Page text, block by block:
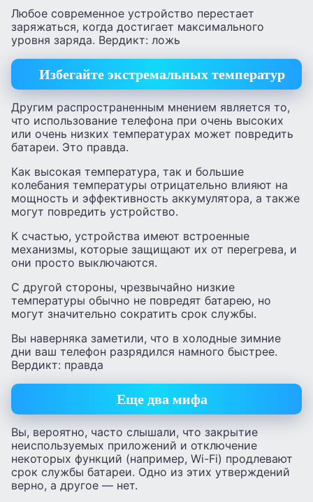
Любое современное устройство перестает
заряжаться, когда достигает максимального
уровня заряда. Вердикт: ложь
Избегайте экстремальных температур
Другим распространенным мнением является то,
что использование телефона при очень высоких
или очень низких температурах может повредить
батареи. Это правда.
Как высокая температура, так и большие
колебания температуры отрицательно влияют на
мощность и эффективность аккумулятора, а также
могут повредить устройство.
К счастью, устройства имеют встроенные
механизмы, которые защищают их от перегрева, и
они просто выключаются.
С другой стороны, чрезвычайно низкие
температуры обычно не повредят батарею, но
могут значительно сократить срок службы.
Вы наверняка заметили, что в холодные зимние
дни ваш телефон разрядился намного быстрее.
Вердикт: правда
Еще два мифа
Вы, вероятно, часто слышали, что закрытие
неиспользуемых приложений и отключение
некоторых функций (например, Wi-Fi) продлевают
срок службы батареи. Одно из этих утверждений
верно, а другое — нет.